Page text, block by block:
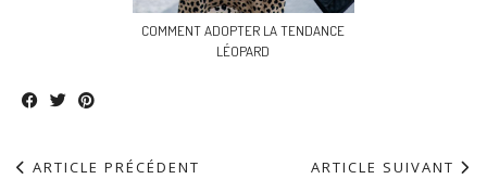
COMMENT ADOPTER LA TENDANCE
LÉOPARD
ARTICLE PRÉCÉDENT
ARTICLE SUIVANT